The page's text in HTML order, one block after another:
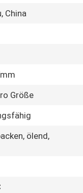
China
Größe
ölend,